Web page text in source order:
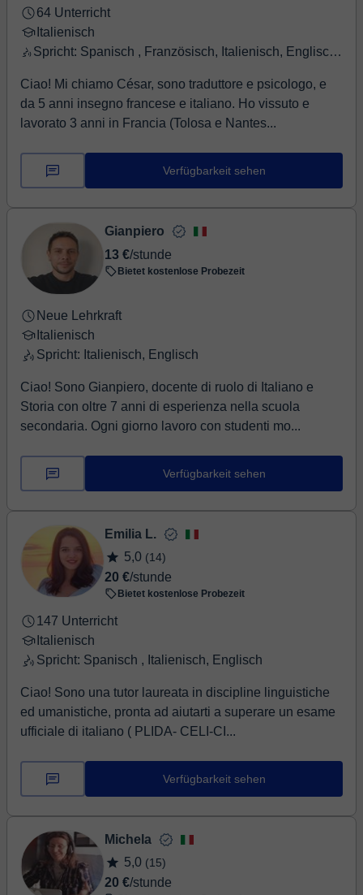
64 Unterricht
Italienisch
Spricht: Spanisch , Französisch, Italienisch, Englisch, Portugiesisch
Ciao! Mi chiamo César, sono traduttore e psicologo, e
da 5 anni insegno francese e italiano. Ho vissuto e
lavorato 3 anni in Francia (Tolosa e Nantes...
Verfügbarkeit sehen
Gianpiero
13 €/stunde
Bietet kostenlose Probezeit
Neue Lehrkraft
Italienisch
Spricht: Italienisch, Englisch
Ciao! Sono Gianpiero, docente di ruolo di Italiano e
Storia con oltre 7 anni di esperienza nella scuola
secondaria. Ogni giorno lavoro con studenti mo...
Verfügbarkeit sehen
Emilia L.
5,0 (14)
20 €/stunde
Bietet kostenlose Probezeit
147 Unterricht
Italienisch
Spricht: Spanisch , Italienisch, Englisch
Ciao! Sono una tutor laureata in discipline linguistiche
ed umanistiche, pronta ad aiutarti a superare un esame
ufficiale di italiano ( PLIDA- CELI-CI...
Verfügbarkeit sehen
Michela
5,0 (15)
20 €/stunde